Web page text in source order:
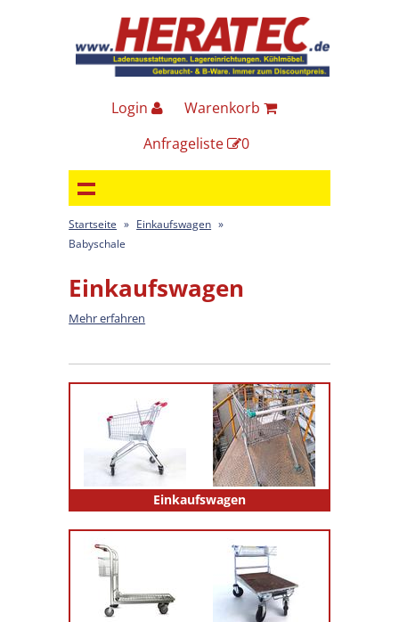
Login
Warenkorb
Anfrageliste
0
Startseite » Einkaufswagen »
Babyschale
Einkaufswagen
Mehr erfahren
Einkaufswagen